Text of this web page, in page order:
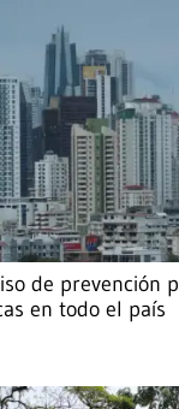
de prevención
en todo el país